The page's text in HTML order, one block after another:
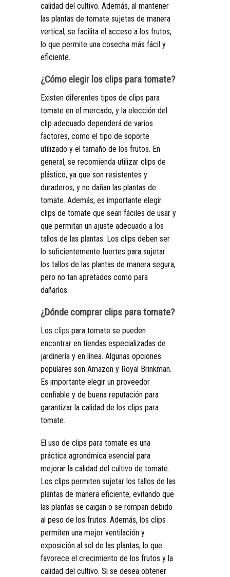
calidad del cultivo. Además, al mantener
las plantas de tomate sujetas de manera
vertical, se facilita el acceso a los frutos,
lo que permite una cosecha más fácil y
eficiente.
¿Cómo elegir los clips para tomate?
Existen diferentes tipos de clips para
tomate en el mercado, y la elección del
clip adecuado dependerá de varios
factores, como el tipo de soporte
utilizado y el tamaño de los frutos. En
general, se recomienda utilizar clips de
plástico, ya que son resistentes y
duraderos, y no dañan las plantas de
tomate. Además, es importante elegir
clips de tomate que sean fáciles de usar y
que permitan un ajuste adecuado a los
tallos de las plantas. Los clips deben ser
lo suficientemente fuertes para sujetar
los tallos de las plantas de manera segura,
pero no tan apretados como para
dañarlos.
¿Dónde comprar clips para tomate?
Los clips para tomate se pueden
encontrar en tiendas especializadas de
jardinería y en línea. Algunas opciones
populares son Amazon y Royal Brinkman.
Es importante elegir un proveedor
confiable y de buena reputación para
garantizar la calidad de los clips para
tomate.
El uso de clips para tomate es una
práctica agronómica esencial para
mejorar la calidad del cultivo de tomate.
Los clips permiten sujetar los tallos de las
plantas de manera eficiente, evitando que
las plantas se caigan o se rompan debido
al peso de los frutos. Además, los clips
permiten una mejor ventilación y
exposición al sol de las plantas, lo que
favorece el crecimiento de los frutos y la
calidad del cultivo. Si se desea obtener